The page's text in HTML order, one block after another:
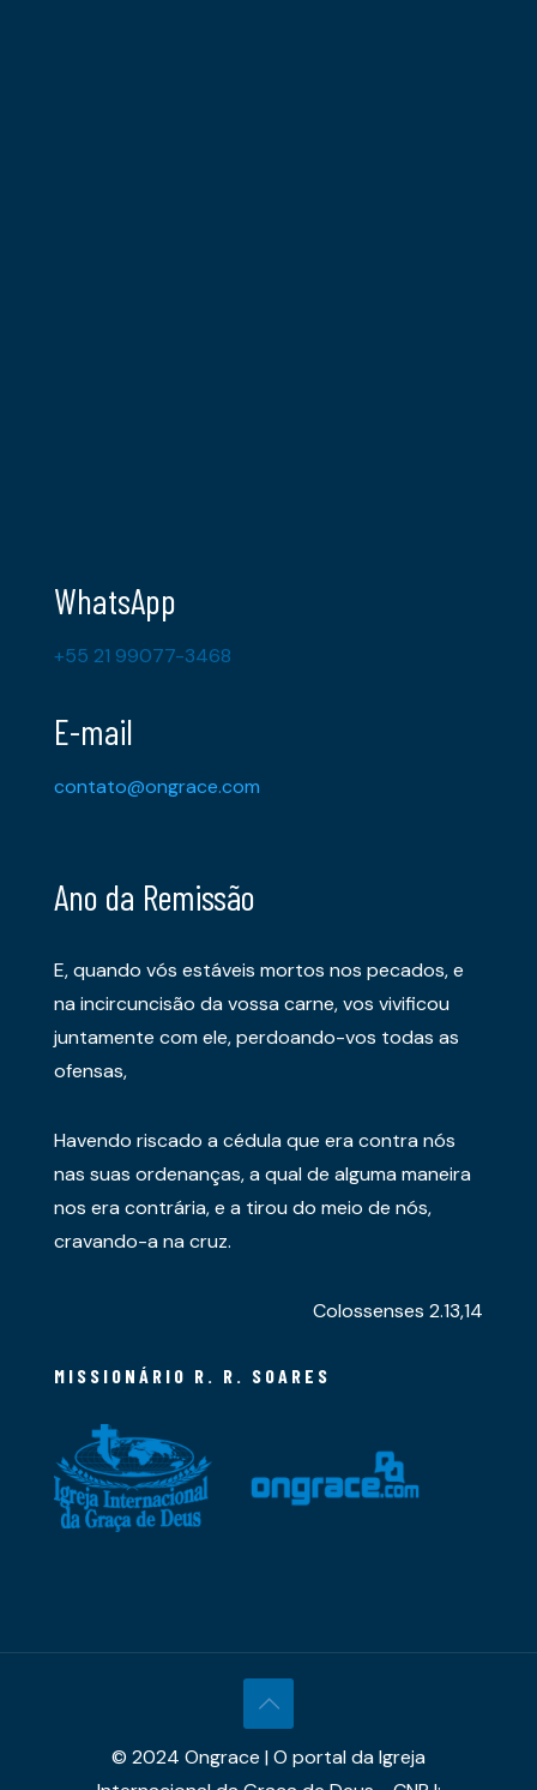
WhatsApp
+55 21 99077-3468
E-mail
contato@ongrace.com
Ano da Remissão
E, quando vós estáveis mortos nos pecados, e
na incircuncisão da vossa carne, vos vivificou
juntamente com ele, perdoando-vos todas as
ofensas,
Havendo riscado a cédula que era contra nós
nas suas ordenanças, a qual de alguma maneira
nos era contrária, e a tirou do meio de nós,
cravando-a na cruz.
Colossenses 2.13,14
MISSIONÁRIO R. R. SOARES
© 2024 Ongrace | O portal da Igreja